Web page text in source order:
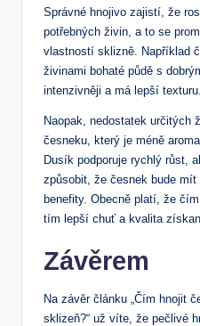
Správné hnojivo zajistí, že
potřebných živin, a to se
vlastností sklizně. Například
živinami bohaté půdě s
intenzivněji a má lepší texturu.
Naopak, nedostatek určitých
česneku, který je méně
Dusík podporuje rychlý růst,
způsobit, že česnek bude
benefity. Obecně platí, že
tím lepší chuť a kvalita
Závěrem
Na závěr článku „Čím hnojit
sklizeň?“ už víte, že pečlivé